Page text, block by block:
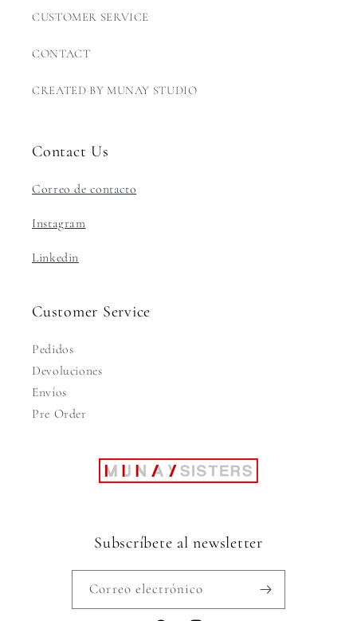
CUSTOMER SERVICE
CONTACT
CREATED BY MUNAY STUDIO
Contact Us
Correo de contacto
Instagram
Linkedin
Customer Service
Pedidos
Devoluciones
Envíos
Pre Order
Subscríbete al newsletter
Correo electrónico